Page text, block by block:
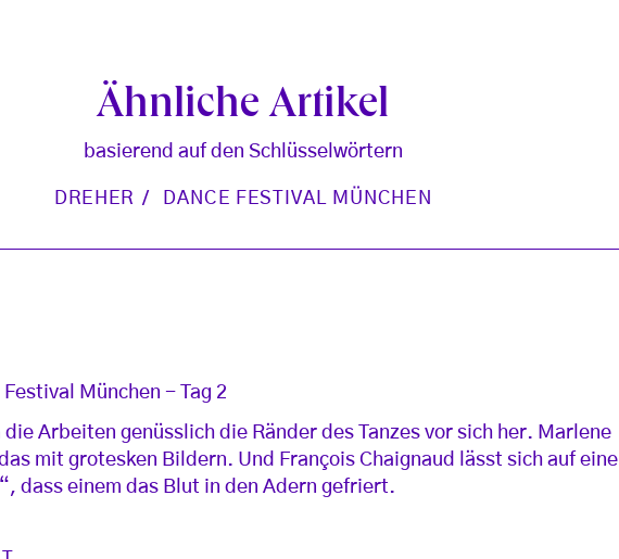
Ähnliche Artikel
basierend auf den Schlüsselwörtern
DREHER DANCE FESTIVAL MÜNCHEN
München - Tag 2
Arbeiten genüsslich die Ränder des Tanzes vor sich her. Marlene
mit grotesken Bildern. Und François Chaignaud lässt sich auf eine
dass einem das Blut in den Adern gefriert.